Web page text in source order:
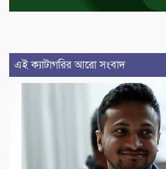
এই ক্যাটাগরির আরো সংবাদ